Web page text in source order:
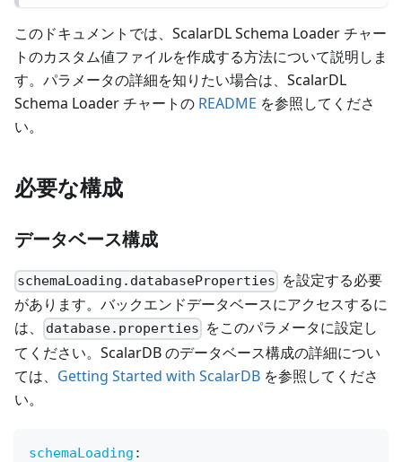
このドキュメントでは、ScalarDL Schema Loader チャー
トのカスタム値ファイルを作成する方法について説明しま
す。パラメータの詳細を知りたい場合は、ScalarDL
Schema Loader チャートの README を参照してくださ
い。
必要な構成
データベース構成
schemaLoading.databaseProperties を設定する必要
があります。バックエンドデータベースにアクセスするに
は、
database.properties をこのパラメータに設定し
てください。ScalarDB のデータベース構成の詳細につい
ては、 Getting Started with ScalarDB を参照してくださ
い。
schemaLoading :